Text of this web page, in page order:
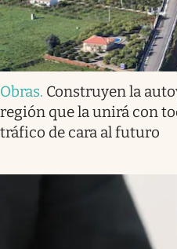
Obras. Construyen la
región que la unirá con
tráfico de cara al futuro